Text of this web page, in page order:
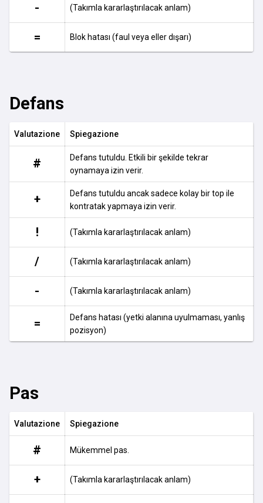
- (Takımla kararlaştırılacak anlam)
= Blok hatası (faul veya eller dışarı)
Defans
Valutazione Spiegazione
#
Defans tutuldu. Etkili bir şekilde tekrar
oynamaya izin verir.
+
Defans tutuldu ancak sadece kolay bir top ile
kontratak yapmaya izin verir.
! (Takımla kararlaştırılacak anlam)
/ (Takımla kararlaştırılacak anlam)
- (Takımla kararlaştırılacak anlam)
=
Defans hatası (yetki alanına uyulmaması, yanlış
pozisyon)
Pas
Valutazione Spiegazione
# Mükemmel pas.
+ (Takımla kararlaştırılacak anlam)